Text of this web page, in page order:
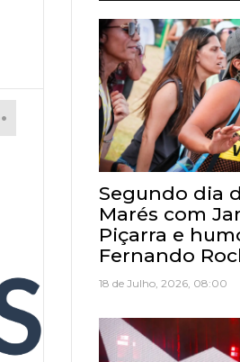
Segundo dia
Marés com
Piçarra e
Fernando
18 de Julho, 2026, 08:00